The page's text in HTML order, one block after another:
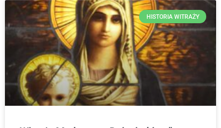
HISTORIA WITRAŻY